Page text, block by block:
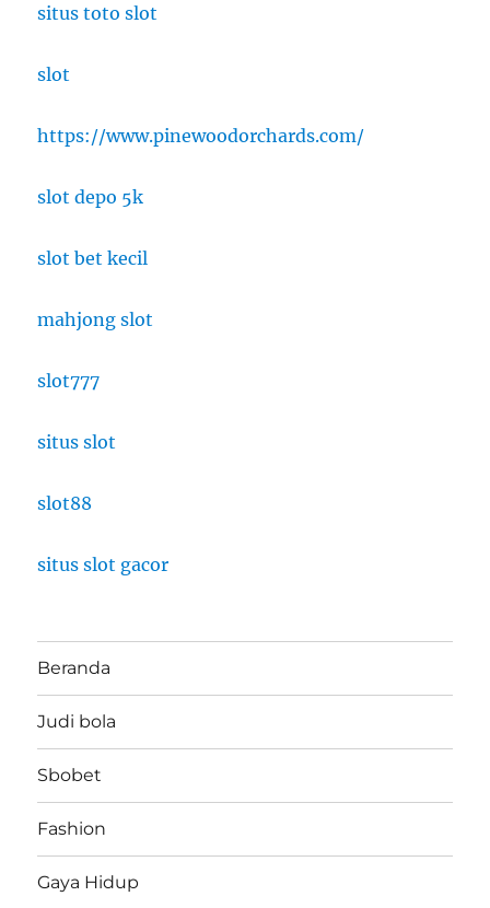
situs toto slot
slot
https://www.pinewoodorchards.com/
slot depo 5k
slot bet kecil
mahjong slot
slot777
situs slot
slot88
situs slot gacor
Beranda
Judi bola
Sbobet
Fashion
Gaya Hidup